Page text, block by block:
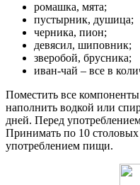
ромашка, мята;
пустырник, душица;
черника, пион;
девясил, шиповник;
зверобой, брусника;
иван-чай – все в
Поместить все
наполнить водкой или
дней. Перед
Принимать по 10
употреблением пищи.